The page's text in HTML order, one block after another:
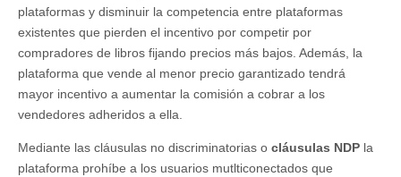
plataformas y disminuir la competencia entre plataformas
existentes que pierden el incentivo por competir por
compradores de libros fijando precios más bajos. Además, la
plataforma que vende al menor precio garantizado tendrá
mayor incentivo a aumentar la comisión a cobrar a los
vendedores adheridos a ella.
Mediante las cláusulas no discriminatorias o cláusulas NDP la
plataforma prohíbe a los usuarios mutlticonectados que